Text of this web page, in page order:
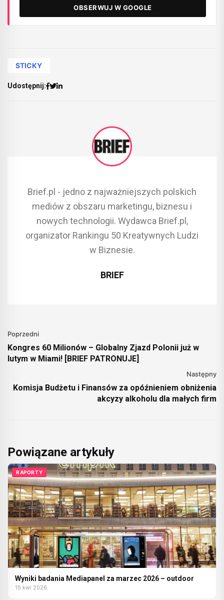
OBSERWUJ W GOOGLE
STICKY
Udostępnij:
Brief.pl - jedno z najważniejszych polskich
mediów z obszaru marketingu, biznesu i
nowych technologii. Wydawca Brief.pl,
organizator Rankingu 50 Kreatywnych Ludzi
w Biznesie.
BRIEF
Poprzedni
Kongres 60 Milionów – Globalny Zjazd Polonii już w
lutym w Miami! [BRIEF PATRONUJE]
Następny
Komisja Budżetu i Finansów za opóźnieniem obniżenia
akcyzy alkoholu dla małych firm
Powiązane artykuły
RAPORTY
Wyniki badania Mediapanel za marzec 2026 – outdoor
15 kwi 2026